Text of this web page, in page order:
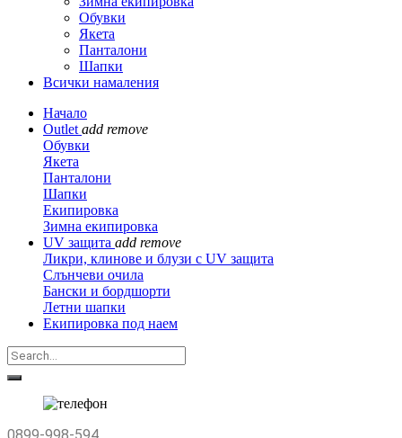
Обувки
Якета
Панталони
Шапки
Всички намаления
Начало
Outlet add remove
Обувки
Якета
Панталони
Шапки
Екипировка
Зимна екипировка
UV защита add remove
Ликри, клинове и блузи с UV защита
Слънчеви очила
Бански и бордшорти
Летни шапки
Екипировка под наем